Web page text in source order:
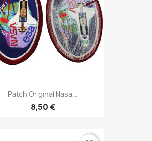
Patch Original Nasa...
8,50 €